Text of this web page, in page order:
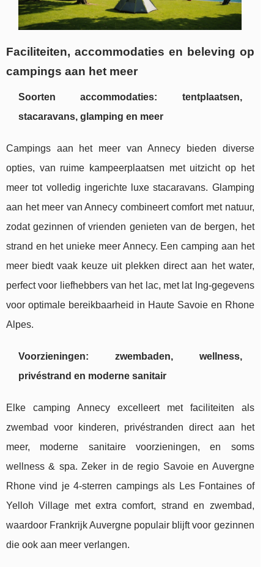
Faciliteiten, accommodaties en beleving op
campings aan het meer
Soorten accommodaties: tentplaatsen,
stacaravans, glamping en meer
Campings aan het meer van Annecy bieden diverse
opties, van ruime kampeerplaatsen met uitzicht op het
meer tot volledig ingerichte luxe stacaravans. Glamping
aan het meer van Annecy combineert comfort met natuur,
zodat gezinnen of vrienden genieten van de bergen, het
strand en het unieke meer Annecy. Een camping aan het
meer biedt vaak keuze uit plekken direct aan het water,
perfect voor liefhebbers van het lac, met lat lng-gegevens
voor optimale bereikbaarheid in Haute Savoie en Rhone
Alpes.
Voorzieningen: zwembaden, wellness,
privéstrand en moderne sanitair
Elke camping Annecy excelleert met faciliteiten als
zwembad voor kinderen, privéstranden direct aan het
meer, moderne sanitaire voorzieningen, en soms
wellness & spa. Zeker in de regio Savoie en Auvergne
Rhone vind je 4-sterren campings als Les Fontaines of
Yelloh Village met extra comfort, strand en zwembad,
waardoor Frankrijk Auvergne populair blijft voor gezinnen
die ook aan meer verlangen.